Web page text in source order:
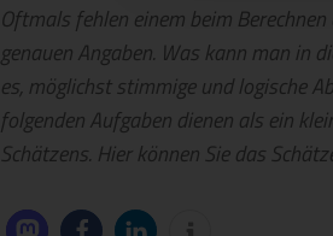
Oftmals fehlen einem beim
genauen Angaben. Was kann man in
es, möglichst stimmige und logische
folgenden Aufgaben dienen als ein
Schätzens. Hier können Sie das